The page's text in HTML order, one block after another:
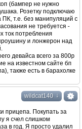
(бампер не нужно
Розетку подключаю
т.е. без манипуляций с
не требуется -
ток потребления
и лонжерон над
девайса всего за 800р
на известном сайте бп
также есть в барахолке
wildcat140 ↓
прицепа. Покупать за
я счел слишком
в год. Я просто удалил